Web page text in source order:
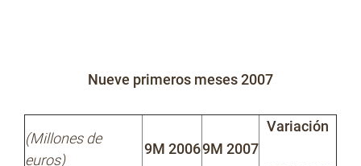
Nueve primeros meses 2007
(Millones de
euros)
9M 20069M 2007
Variación